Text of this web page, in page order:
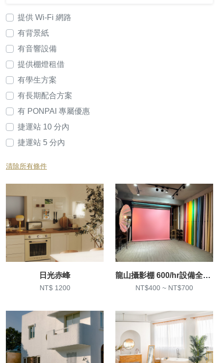
提供 Wi-Fi 網路
有背景紙
有音響設備
提供棚燈租借
有學生方案
有長期配合方案
有 PONPAI 專屬優惠
捷運站 10 分內
捷運站 5 分內
清除所有條件
日光赤峰
NT$ 1200
龍山攝影棚 600/hr設備全含 一小時也租 挑高3.1m 不限人數
NT$400 ~ NT$700